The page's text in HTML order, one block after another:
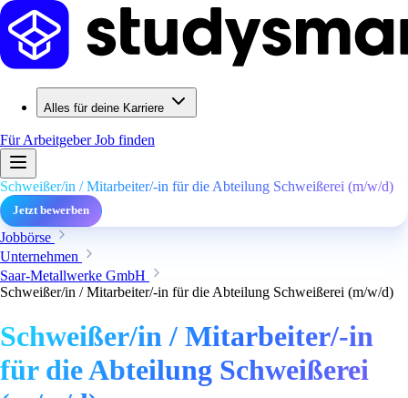
Alles für deine Karriere
Für ArbeitgeberJob finden
Schweißer/in / Mitarbeiter/-in für die Abteilung Schweißerei (m/w/d)
Jetzt bewerben
Jobbörse
Unternehmen
Saar-Metallwerke GmbH
Schweißer/in / Mitarbeiter/-in für die Abteilung Schweißerei (m/w/d)
Schweißer/in / Mitarbeiter/-in
für die Abteilung Schweißerei